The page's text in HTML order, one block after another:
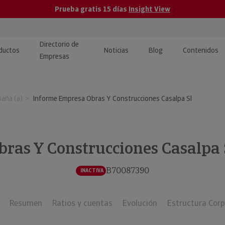
Prueba gratis 15 días Insight View
y ERP
· Recuperación de
Directorio de
Empresas
Noticias Blog Contenidos
y tutoriales
Investigada
(a) Informe Empresa Obras Y Construcciones Casalpa Sl
Y Construcciones Casalpa
INACTIVA B70087390
Resumen Ratios y cuentas Evolución Estructura